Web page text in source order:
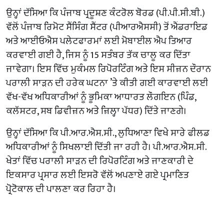
ਉਨ੍ਹਾਂ ਦੱਸਿਆ ਕਿ ਪੰਜਾਬ ਪ੍ਰਦੂਸ਼ਣ ਕੰਟਰੋਲ ਬੋਰਡ (ਪੀ.ਪੀ.ਸੀ.ਬੀ.)
ਵੱਲੋਂ ਪੰਜਾਬ ਰਿਮੋਟ ਸੈਂਸਿੰਗ ਸੈਂਟਰ (ਪੀਆਰਐਸਸੀ) ਤੋਂ ਐਂਡਰਾਇਡ
ਅਤੇ ਆਈਓਐਸ ਪਲੇਟਫਾਰਮਾਂ ਲਈ ਮੋਬਾਈਲ ਐਪ ਤਿਆਰ
ਕਰਵਾਈ ਗਈ ਹੈ, ਜਿਸ ਨੂੰ 15 ਸਤੰਬਰ ਤੱਕ ਚਾਲੂ ਕਰ ਦਿੱਤਾ
ਜਾਵੇਗਾ। ਇਸ ਵਿੱਚ ਮੁਕੰਮਲ ਰਿਪੋਰਟਿੰਗ ਅਤੇ ਇਸ ਸੀਜ਼ਨ ਦੌਰਾਨ
ਪਰਾਲੀ ਸਾੜਨ ਦੀ ਹਰੇਕ ਘਟਨਾ ’ਤੇ ਕੀਤੀ ਗਈ ਕਾਰਵਾਈ ਲਈ
ਵੱਖ-ਵੱਖ ਅਧਿਕਾਰੀਆਂ ਨੂੰ ਭੂਮਿਕਾ ਆਧਾਰਤ ਲੌਗਇਨ (ਪਿੰਡ,
ਕਲੱਸਟਰ, ਸਬ ਡਿਵੀਜ਼ਨ ਅਤੇ ਜ਼ਿਲ੍ਹਾ ਪੱਧਰ) ਦਿੱਤੇ ਜਾਣਗੇ।
ਉਨ੍ਹਾਂ ਦੱਸਿਆ ਕਿ ਪੀ.ਆਰ.ਐਸ.ਸੀ., ਲੁਧਿਆਣਾ ਵਿਖੇ ਸਾਰੇ ਫੀਲਡ
ਅਧਿਕਾਰੀਆਂ ਨੂੰ ਸਿਖਲਾਈ ਦਿੱਤੀ ਜਾ ਰਹੀ ਹੈ। ਪੀ.ਆਰ.ਐਸ.ਸੀ.
ਖੇਤਾਂ ਵਿੱਚ ਪਰਾਲੀ ਸਾੜਨ ਦੀ ਰਿਪੋਰਟਿੰਗ ਅਤੇ ਜਾਣਕਾਰੀ ਦੇ
ਇਕਸਾਰ ਪ੍ਰਸਾਰ ਲਈ ਇਸਰੋ ਵੱਲੋਂ ਅਪਣਾਏ ਗਏ ਪ੍ਰਮਾਣਿਤ
ਪ੍ਰੋਟੋਕਾਲ ਦੀ ਪਾਲਣਾ ਕਰ ਰਿਹਾ ਹੈ।